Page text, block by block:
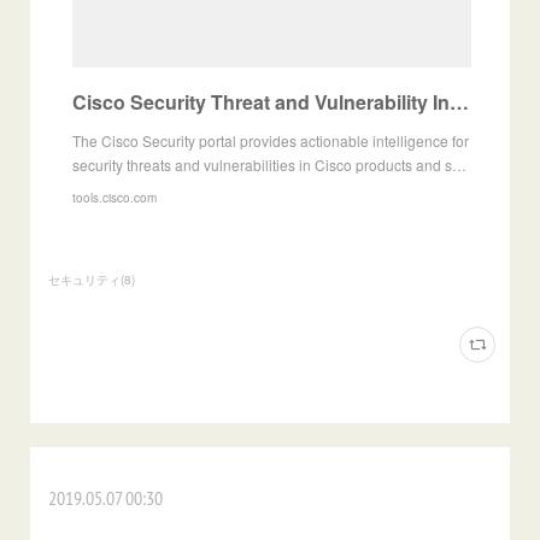
Cisco Security Threat and Vulnerability Intelligence
The Cisco Security portal provides actionable intelligence for
security threats and vulnerabilities in Cisco products and s…
tools.cisco.com
セキュリティ (8)
2019.05.07 00:30